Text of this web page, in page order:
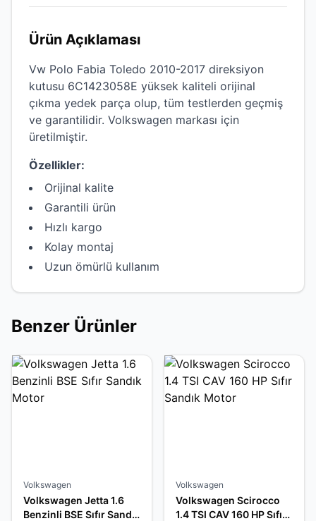
Ürün Açıklaması
Vw Polo Fabia Toledo 2010-2017 direksiyon
kutusu 6C1423058E yüksek kaliteli orijinal
çıkma yedek parça olup, tüm testlerden geçmiş
ve garantilidir. Volkswagen markası için
üretilmiştir.
Özellikler:
Orijinal kalite
Garantili ürün
Hızlı kargo
Kolay montaj
Uzun ömürlü kullanım
Benzer Ürünler
Volkswagen
Volkswagen Jetta 1.6
Benzinli BSE Sıfır Sandık
Volkswagen
Volkswagen Scirocco
1.4 TSI CAV 160 HP Sıfır